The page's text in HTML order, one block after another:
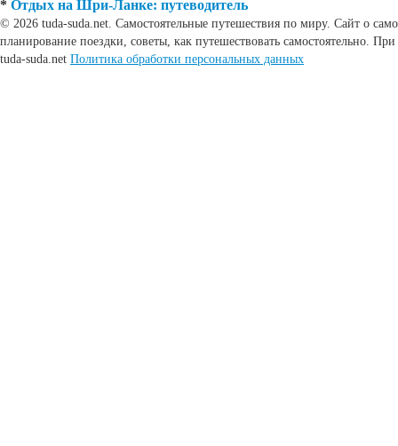
* Отдых на Шри-Ланке: путеводитель
© 2026 tuda-suda.net. Самостоятельные путешествия по миру. Сайт о
планирование поездки, советы, как путешествовать самостоятельно.
tuda-suda.net Политика обработки персональных данных